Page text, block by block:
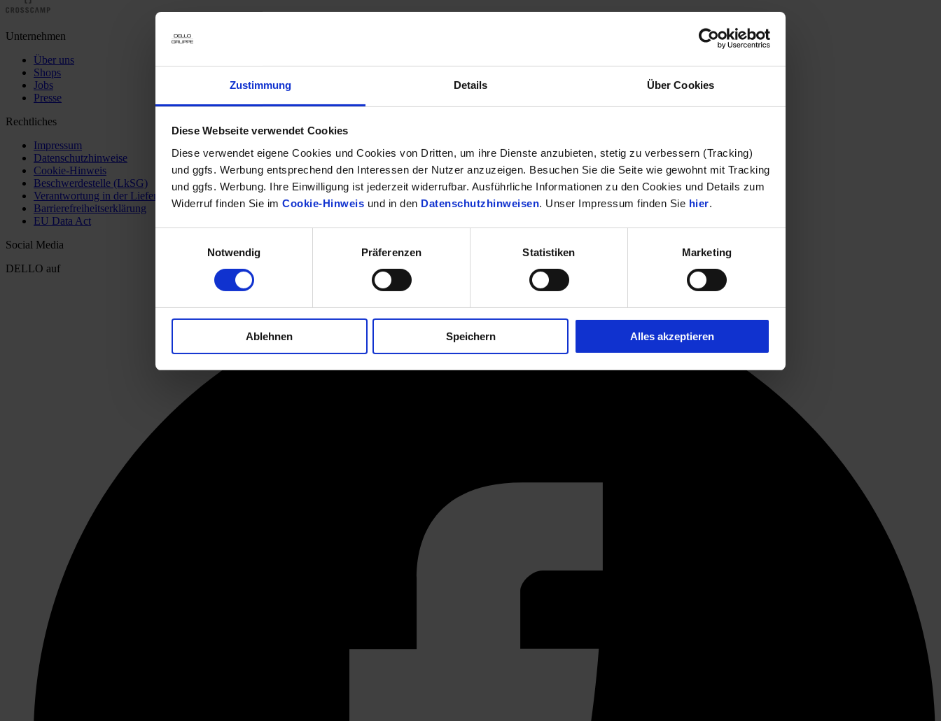
Zustimmung Details Über Cookies
Diese Webseite verwendet Cookies
Diese verwendet eigene Cookies und Cookies von Dritten, um ihre Dienste anzubieten, stetig zu verbessern (Tracking)
und ggfs. Werbung entsprechend den Interessen der Nutzer anzuzeigen. Besuchen Sie die Seite wie gewohnt mit Tracking
und ggfs. Werbung. Ihre Einwilligung ist jederzeit widerrufbar. Ausführliche Informationen zu den Cookies und Details zum
Widerruf finden Sie im Cookie-Hinweis und in den Datenschutzhinweisen. Unser Impressum finden Sie hier.
Notwendig
Präferenzen Statistiken Marketing
Ablehnen Speichern Alles akzeptieren
Unternehmen
Über uns
Shops
Jobs
Presse
Rechtliches
Impressum
Datenschutzhinweise
Cookie-Hinweis
Beschwerdestelle (LkSG)
Verantwortung in der Lieferkette (PDF-Download)
Barrierefreiheitserklärung
EU Data Act
Social Media
DELLO auf